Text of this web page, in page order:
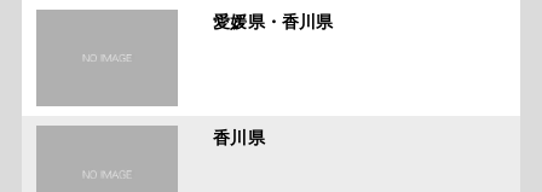
愛媛県・香川県
香川県